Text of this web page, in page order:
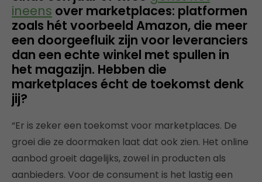
ineens over marketplaces: platformen
zoals hét voorbeeld Amazon, die meer
een doorgeefluik zijn voor leveranciers
dan een echte winkel met spullen in
het magazijn. Hebben die
marketplaces écht de toekomst denk
jij?
“Er is zeker een toekomst voor marketplaces. De
groei die ze doormaken laat dat ook zien. Het online
aanbod groeit dagelijks, zowel in producten als
aanbieders. Voor de consument is het lastig een